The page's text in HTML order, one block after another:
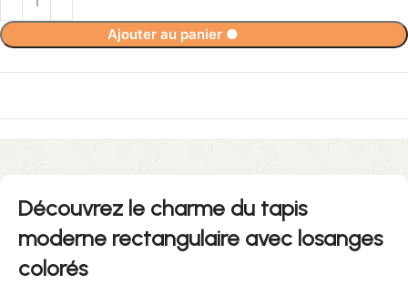
Ajouter au panier●
Découvrez le charme du tapis
moderne rectangulaire avec losanges
colorés